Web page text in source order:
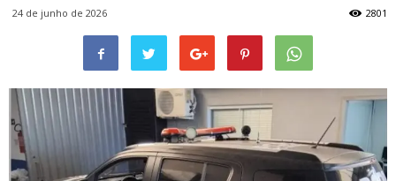
24 de junho de 2026 2801